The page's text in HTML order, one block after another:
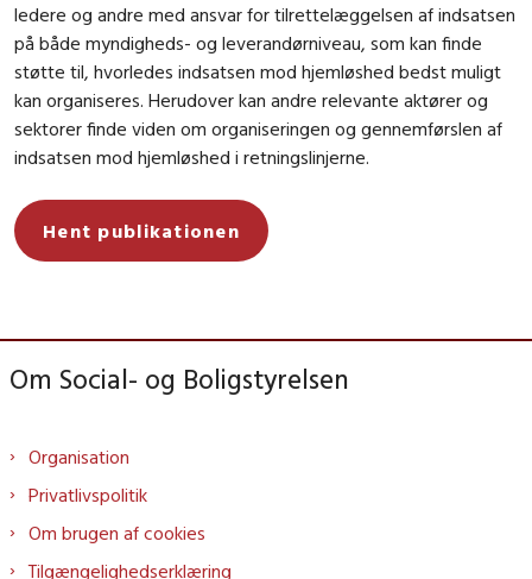
ledere og andre med ansvar for tilrettelæggelsen af indsatsen
på både myndigheds- og leverandørniveau, som kan finde
støtte til, hvorledes indsatsen mod hjemløshed bedst muligt
kan organiseres. Herudover kan andre relevante aktører og
sektorer finde viden om organiseringen og gennemførslen af
indsatsen mod hjemløshed i retningslinjerne.
Hent publikationen
Om Social- og Boligstyrelsen
Organisation
Privatlivspolitik
Om brugen af cookies
Tilgængelighedserklæring